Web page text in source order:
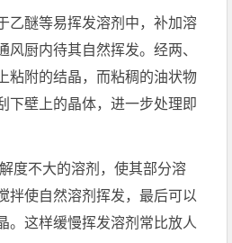
乙醚等易挥发溶剂中，补加溶
风厨内待其自然挥发。经两、
粘附的结晶，而粘稠的油状物
下壁上的晶体，进一步处理即
度不大的溶剂，使其部分溶
拌使自然溶剂挥发，最后可以
。这样缓慢挥发溶剂常比放人